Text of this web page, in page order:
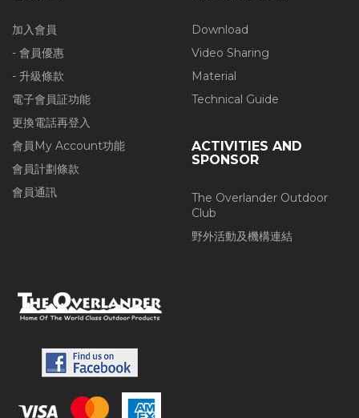
加入會員
- 會員優惠
- 升級條款
電子會員証功能
更換電話再登入
會員My Account功能
會員計劃條款
會員通訊
Download
Video Sharing
Material
Technical Guide
ACTIVITIES AND
SPONSOR
The Overlander Outdoor
Club
野外活動及機構連結